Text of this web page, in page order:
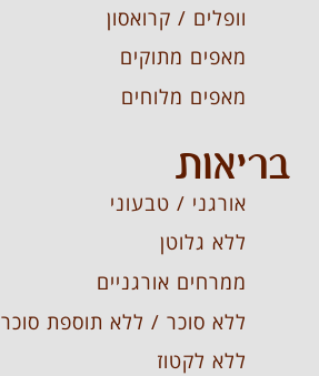
וופלים / קרואסון
מאפים מתוקים
מאפים מלוחים
בריאות
אורגני / טבעוני
ללא גלוטן
ממרחים אורגניים
ללא סוכר / ללא תוספת סוכר
ללא לקטוז